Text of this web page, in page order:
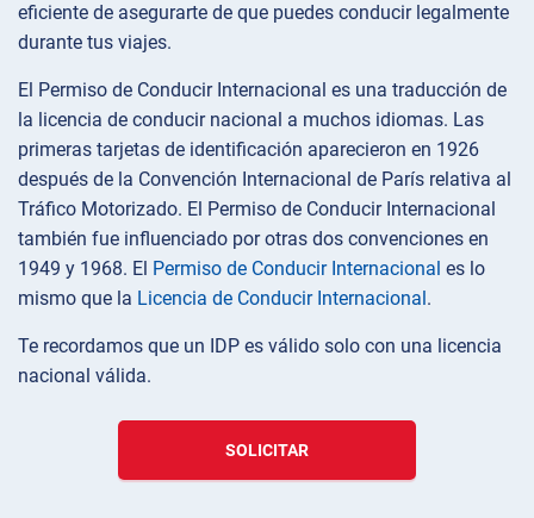
eficiente de asegurarte de que puedes conducir legalmente
durante tus viajes.
El Permiso de Conducir Internacional es una traducción de
la licencia de conducir nacional a muchos idiomas. Las
primeras tarjetas de identificación aparecieron en 1926
después de la Convención Internacional de París relativa al
Tráfico Motorizado. El Permiso de Conducir Internacional
también fue influenciado por otras dos convenciones en
1949 y 1968. El Permiso de Conducir Internacional es lo
mismo que la Licencia de Conducir Internacional .
Te recordamos que un IDP es válido solo con una licencia
nacional válida.
SOLICITAR